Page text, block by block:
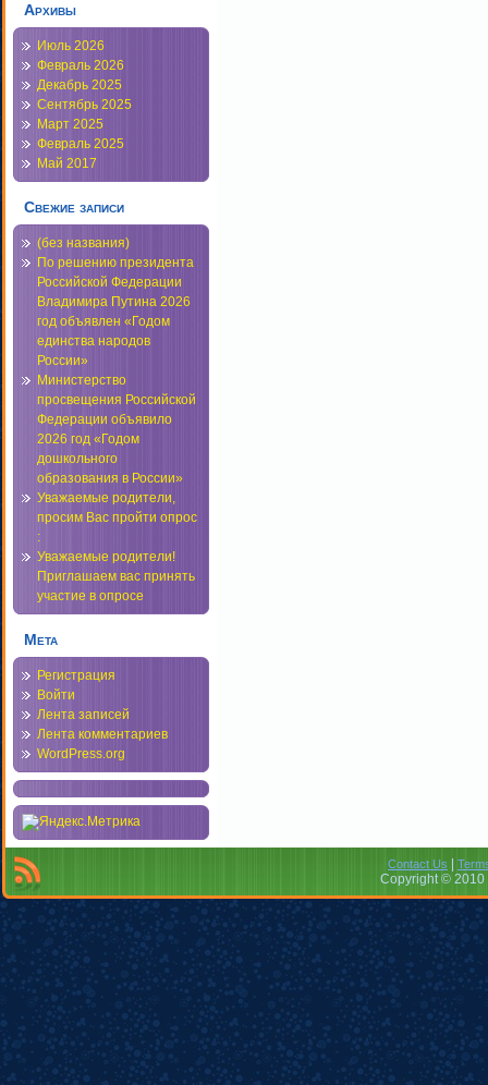
Архивы
Июль 2026
Февраль 2026
Декабрь 2025
Сентябрь 2025
Март 2025
Февраль 2025
Май 2017
Свежие записи
(без названия)
По решению президента
Российской Федерации
Владимира Путина 2026
год объявлен «Годом
единства народов
России»
Министерство
просвещения Российской
Федерации объявило
2026 год «Годом
дошкольного
образования в России»
Уважаемые родители,
просим Вас пройти опрос
:
Уважаемые родители!
Приглашаем вас принять
участие в опросе
Мета
Регистрация
Войти
Лента записей
Лента комментариев
WordPress.org
Contact Us
Copyright ©